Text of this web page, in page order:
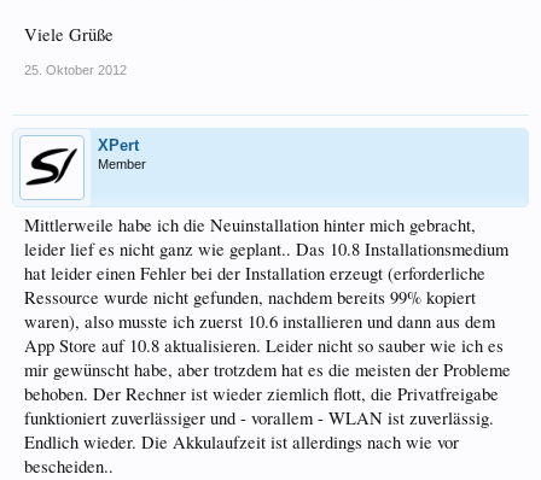
Viele Grüße
25. Oktober 2012
XPert
Member
Mittlerweile habe ich die Neuinstallation hinter mich gebracht,
leider lief es nicht ganz wie geplant.. Das 10.8 Installationsmedium
hat leider einen Fehler bei der Installation erzeugt (erforderliche
Ressource wurde nicht gefunden, nachdem bereits 99% kopiert
waren), also musste ich zuerst 10.6 installieren und dann aus dem
App Store auf 10.8 aktualisieren. Leider nicht so sauber wie ich es
mir gewünscht habe, aber trotzdem hat es die meisten der Probleme
behoben. Der Rechner ist wieder ziemlich flott, die Privatfreigabe
funktioniert zuverlässiger und - vorallem - WLAN ist zuverlässig.
Endlich wieder. Die Akkulaufzeit ist allerdings nach wie vor
bescheiden..